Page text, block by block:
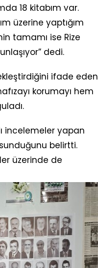
18 kitabım var.
üzerine yaptığım
tamamı ise Rize
dedi.
ifade eden
korumayı hem
incelemeler yapan
sunduğunu belirtti.
üzerinde de